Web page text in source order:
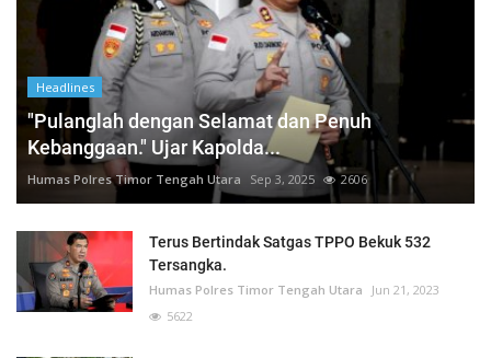
Headlines
"Pulanglah dengan Selamat dan Penuh
Kebanggaan." Ujar Kapolda...
Humas Polres Timor Tengah Utara Sep 3, 2025 2606
Terus Bertindak Satgas TPPO Bekuk 532
Tersangka.
Humas Polres Timor Tengah Utara
Jun 21, 2023
5622